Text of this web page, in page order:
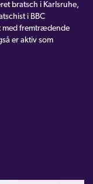
bratsch i Karlsruhe,
i BBC
med fremtrædende
er aktiv som